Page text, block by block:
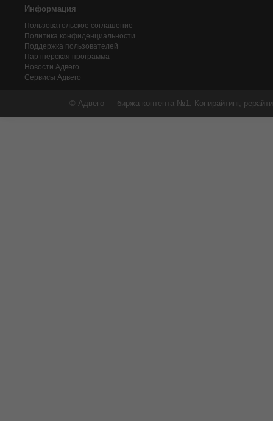
Информация
Пользовательское соглашение
Политика конфиденциальности
Поддержка пользователей
Партнерская программа
Новости Адвего
Сервисы Адвего
© Адвего — биржа контента №1. Копирайтинг,